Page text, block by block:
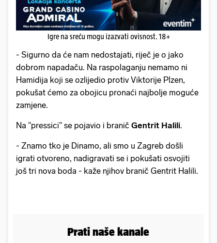
Igre na sreću mogu izazvati ovisnost. 18+
- Sigurno da će nam nedostajati, riječ je o jako
dobrom napadaču. Na raspolaganju nemamo ni
Hamidija koji se ozlijedio protiv Viktorije Plzen,
pokušat ćemo za obojicu pronaći najbolje moguće
zamjene.
Na "pressici" se pojavio i branič Gentrit Halili.
- Znamo tko je Dinamo, ali smo u Zagreb došli
igrati otvoreno, nadigravati se i pokušati osvojiti
još tri nova boda - kaže njihov branič Gentrit Halili.
Prati naše kanale